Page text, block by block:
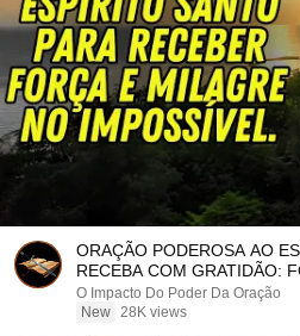
ORAÇÃO PODEROSA AO
RECEBA COM GRATIDÃO:
MILAGRES — ORE COM FÉ
O Impacto Do Poder Da Oração
New 28K views